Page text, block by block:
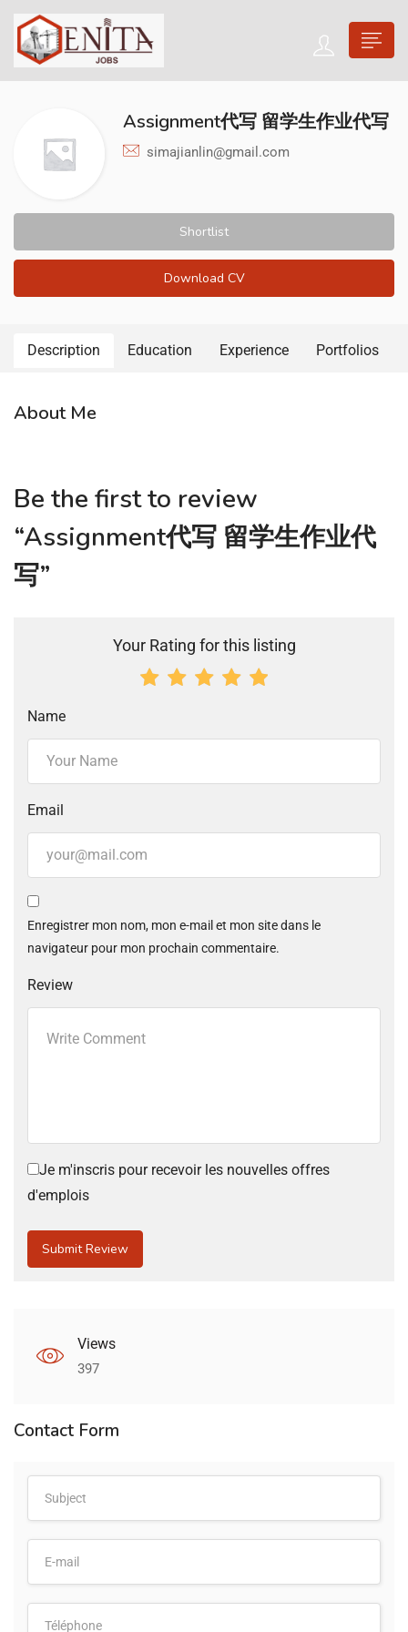
Assignment代写 留学生作业代写
simajianlin@gmail.com
Shortlist
Download CV
Description Education Experience Portfolios
About Me
Be the first to review
“Assignment代写 留学生作业代
写”
Your Rating for this listing
Name
Email
Enregistrer mon nom, mon e-mail et mon site dans le
navigateur pour mon prochain commentaire.
Review
Je m'inscris pour recevoir les nouvelles offres
d'emplois
Views
397
Contact Form